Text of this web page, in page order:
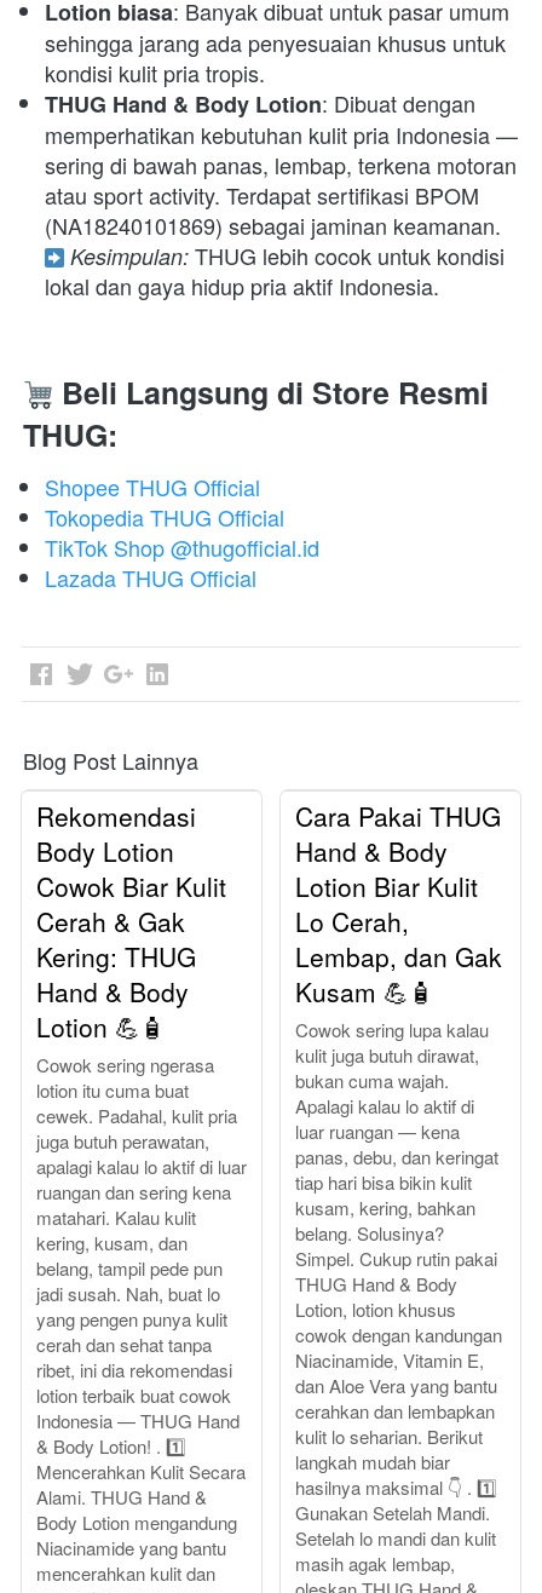
Lotion biasa: Banyak dibuat untuk pasar umum
sehingga jarang ada penyesuaian khusus untuk
kondisi kulit pria tropis.
THUG Hand & Body Lotion: Dibuat dengan
memperhatikan kebutuhan kulit pria Indonesia —
sering di bawah panas, lembap, terkena motoran
atau sport activity. Terdapat sertifikasi BPOM
Kesimpulan: THUG lebih cocok untuk kondisi
lokal dan gaya hidup pria aktif Indonesia.
Beli Langsung di Store Resmi
THUG:
Shopee THUG Official
Tokopedia THUG Official
TikTok Shop @thugofficial.id
Lazada THUG Official
Blog Post Lainnya
Rekomendasi
Body Lotion
Cowok Biar Kulit
Cerah & Gak
Kering: THUG
Hand & Body
Lotion 💪🧴
Cowok sering ngerasa
lotion itu cuma buat
cewek. Padahal, kulit pria
juga butuh perawatan,
apalagi kalau lo aktif di luar
ruangan dan sering kena
matahari. Kalau kulit
kering, kusam, dan
belang, tampil pede pun
jadi susah. Nah, buat lo
yang pengen punya kulit
cerah dan sehat tanpa
ribet, ini dia rekomendasi
lotion terbaik buat cowok
Indonesia — THUG Hand
& Body Lotion! . 1️⃣
Mencerahkan Kulit Secara
Alami. THUG Hand &
Body Lotion mengandung
Niacinamide yang bantu
mencerahkan kulit dan
Cara Pakai THUG
Hand & Body
Lotion Biar Kulit
Lo Cerah,
Lembap, dan Gak
Kusam 💪🧴
Cowok sering lupa kalau
kulit juga butuh dirawat,
bukan cuma wajah.
Apalagi kalau lo aktif di
luar ruangan — kena
panas, debu, dan keringat
tiap hari bisa bikin kulit
kusam, kering, bahkan
belang. Solusinya?
Simpel. Cukup rutin pakai
THUG Hand & Body
Lotion, lotion khusus
cowok dengan kandungan
Niacinamide, Vitamin E,
dan Aloe Vera yang bantu
cerahkan dan lembapkan
kulit lo seharian. Berikut
langkah mudah biar
hasilnya maksimal 👇 . 1️⃣
Gunakan Setelah Mandi.
Setelah lo mandi dan kulit
masih agak lembap,